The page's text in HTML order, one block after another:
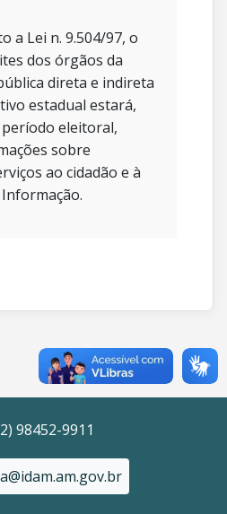
a Lei n. 9.504/97, o
dos órgãos da
direta e indireta
estadual estará,
eleitoral,
sobre
ao cidadão e à
Informação.
98452-9911